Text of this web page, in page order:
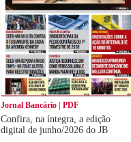
Jornal Bancário | PDF
Confira, na íntegra, a edição
digital de junho/2026 do JB